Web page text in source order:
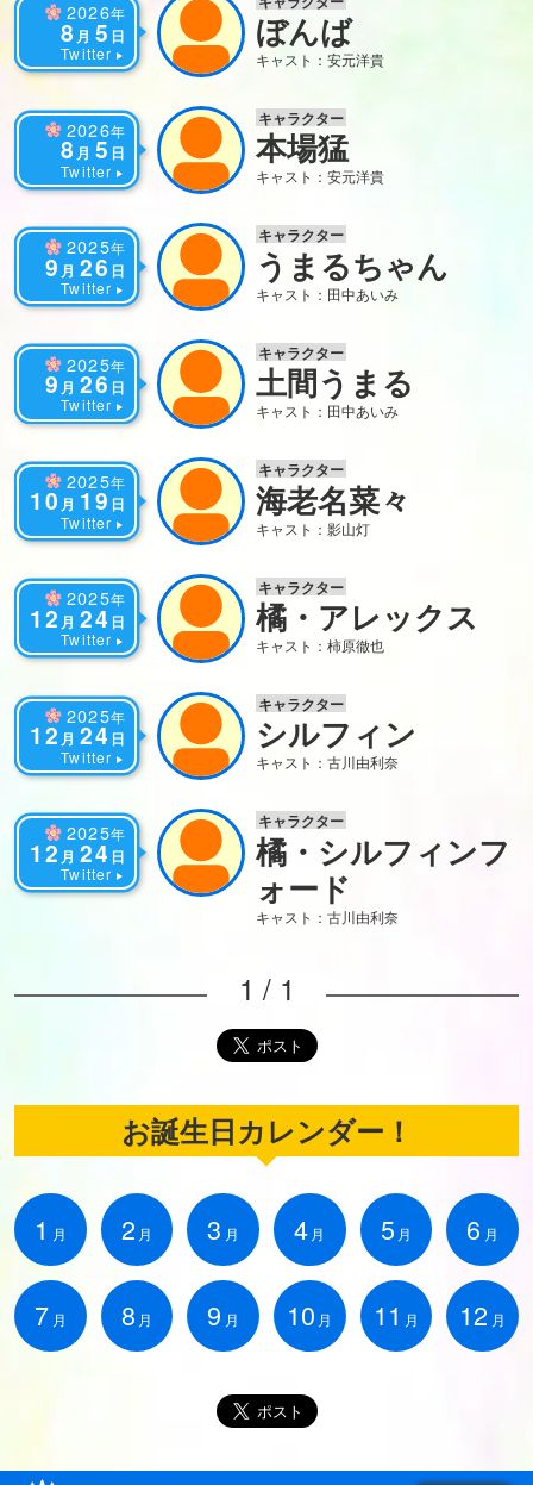
2026年
8 月 5 日
Twitter
ぼんば
キャスト：安元洋貴
2026年
8 月 5 日
Twitter
キャラクター
本場猛
キャスト：安元洋貴
2025年
9 月 26 日
Twitter
キャラクター
うまるちゃん
キャスト：田中あいみ
2025年
9 月 26 日
Twitter
キャラクター
土間うまる
キャスト：田中あいみ
2025年
10 月 19 日
Twitter
キャラクター
海老名菜々
キャスト：影山灯
2025年
12月 24 日
Twitter
キャラクター
橘・アレックス
キャスト：柿原徹也
2025年
12 月 24 日
Twitter
キャラクター
シルフィン
キャスト：古川由利奈
2025年
12 月 24 日
Twitter
キャラクター
橘・シルフィンフ
ォード
キャスト：古川由利奈
1 / 1
お誕生日カレンダー！
1 月 2 月 3 月 4 月 5 月 6 月
7 月 8 月 9 月 10 月 11 月 12 月